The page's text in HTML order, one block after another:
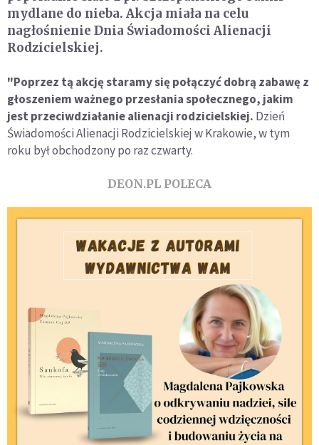
mydlane do nieba. Akcja miała na celu
nagłośnienie Dnia Świadomości Alienacji
Rodzicielskiej.
"Poprzez tą akcję staramy się połączyć dobrą zabawę z
głoszeniem ważnego przesłania społecznego, jakim
jest przeciwdziałanie alienacji rodzicielskiej. Dzień
Świadomości Alienacji Rodzicielskiej w Krakowie, w tym
roku był obchodzony po raz czwarty.
DEON.PL POLECA